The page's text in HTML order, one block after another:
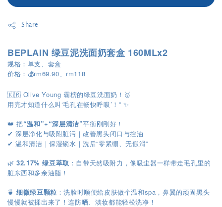
Share
BEPLAIN 绿豆泥洗面奶套盒 160MLx2
规格：单支、套盒
价格：💰rm69.90、rm118
🇰🇷 Olive Young 霸榜的绿豆洗面奶！🥇
用完才知道什么叫‘毛孔在畅快呼吸’！” ✨
👑 把“温和”+“深层清洁”平衡刚刚好！
✔ 深层净化与吸附脏污｜改善黑头闭口与控油
✔ 温和清洁｜保湿锁水｜洗后“零紧绷、无假滑”
🌿32.17% 绿豆萃取 ：自带天然吸附力，像吸尘器一样带走毛孔里的
脏东西和多余油脂！
🍵细微绿豆颗粒 ：洗脸时顺便给皮肤做个温和spa，鼻翼的顽固黑头
慢慢就被揉出来了！连防晒、淡妆都能轻松洗净！